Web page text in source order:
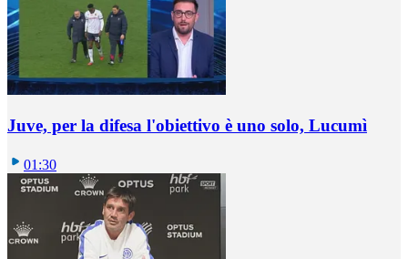
Juve, per la difesa l'obiettivo è uno solo, Lucumì
01:30